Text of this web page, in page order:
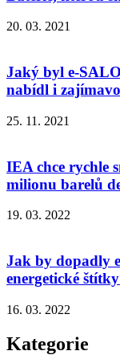
20. 03. 2021
Jaký byl e-
nabídl i
25. 11. 2021
IEA chce rychle
milionu barelů
19. 03. 2022
Jak by dopadly
energetické
16. 03. 2022
Kategorie